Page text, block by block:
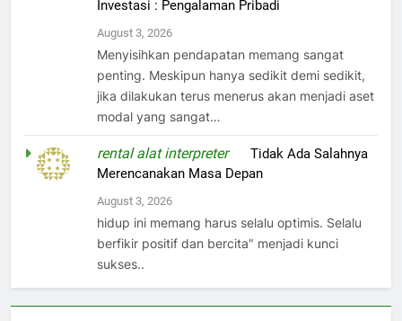
Investasi : Pengalaman Pribadi
August 3, 2026
Menyisihkan pendapatan memang sangat
penting. Meskipun hanya sedikit demi sedikit,
jika dilakukan terus menerus akan menjadi aset
modal yang sangat…
rental alat interpreteronTidak Ada Salahnya
Merencanakan Masa Depan
August 3, 2026
hidup ini memang harus selalu optimis. Selalu
berfikir positif dan bercita" menjadi kunci
sukses..